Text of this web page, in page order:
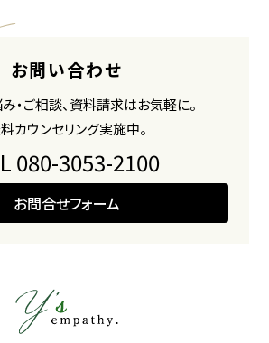
お問い合わせ
・ご相談、資料請求はお気軽に。
カウンセリング実施中。
080-3053-2100
お問合せフォーム